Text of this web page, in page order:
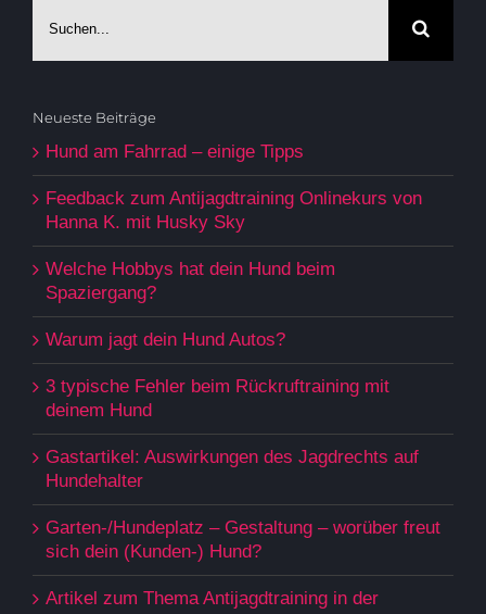
nach:
Neueste Beiträge
Hund am Fahrrad – einige Tipps
Feedback zum Antijagdtraining Onlinekurs von
Hanna K. mit Husky Sky
Welche Hobbys hat dein Hund beim
Spaziergang?
Warum jagt dein Hund Autos?
3 typische Fehler beim Rückruftraining mit
deinem Hund
Gastartikel: Auswirkungen des Jagdrechts auf
Hundehalter
Garten-/Hundeplatz – Gestaltung – worüber freut
sich dein (Kunden-) Hund?
Artikel zum Thema Antijagdtraining in der